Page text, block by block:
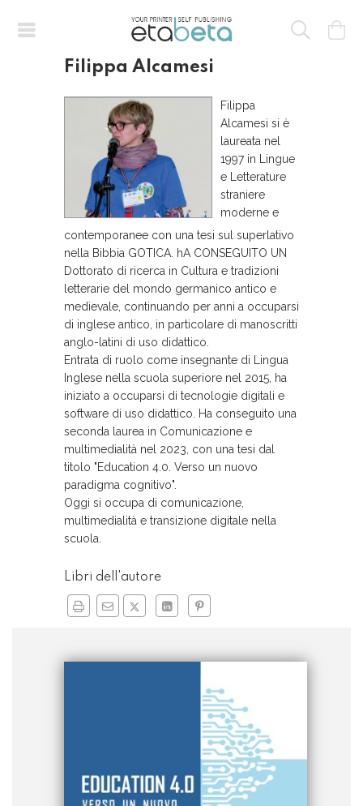
Filippa Alcamesi
Filippa
Alcamesi si è
laureata nel
1997 in Lingue
e Letterature
straniere
moderne e
contemporanee con una tesi sul superlativo
nella Bibbia GOTICA. hA CONSEGUITO UN
Dottorato di ricerca in Cultura e tradizioni
letterarie del mondo germanico antico e
medievale, continuando per anni a occuparsi
di inglese antico, in particolare di manoscritti
anglo-latini di uso didattico.
Entrata di ruolo come insegnante di Lingua
Inglese nella scuola superiore nel 2015, ha
iniziato a occuparsi di tecnologie digitali e
software di uso didattico. Ha conseguito una
seconda laurea in Comunicazione e
multimedialità nel 2023, con una tesi dal
titolo "Education 4.0. Verso un nuovo
paradigma cognitivo".
Oggi si occupa di comunicazione,
multimedialità e transizione digitale nella
scuola.
Libri dell'autore